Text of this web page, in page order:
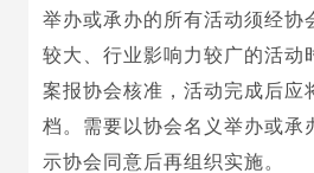
举办或承办的所有活动须经协
较大、行业影响力较广的活动
案报协会核准，活动完成后应
档。需要以协会名义举办或承
示协会同意后再组织实施。